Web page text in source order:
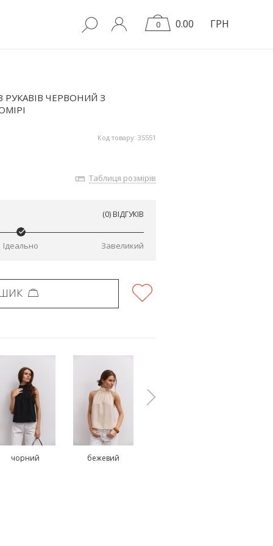
0 0.00 ГРН
ЧЕРВОНИЙ З
Код товару: 35551
Таблиця розмірів
(0) ВІДГУКІВ
Ідеально Завеликий
чорний бежевий